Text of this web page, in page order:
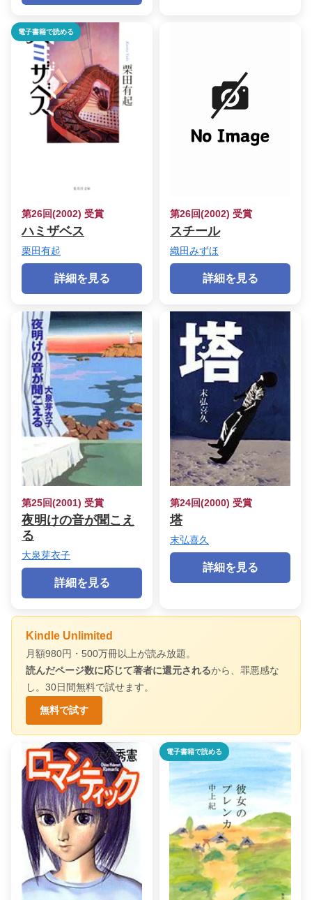
電子書籍で読める
第26回(2002) 受賞
ハミザベス
栗田有起
詳細を見る
第26回(2002) 受賞
スチール
織田みずほ
詳細を見る
第25回(2001) 受賞
夜明けの音が聞こえ
る
大泉芽衣子
詳細を見る
第24回(2000) 受賞
塔
末弘喜久
詳細を見る
Kindle Unlimited
月額980円・500万冊以上が読み放題。
読んだページ数に応じて著者に還元されるから、罪悪感な
し。30日間無料で試せます。
無料で試す
電子書籍で読める